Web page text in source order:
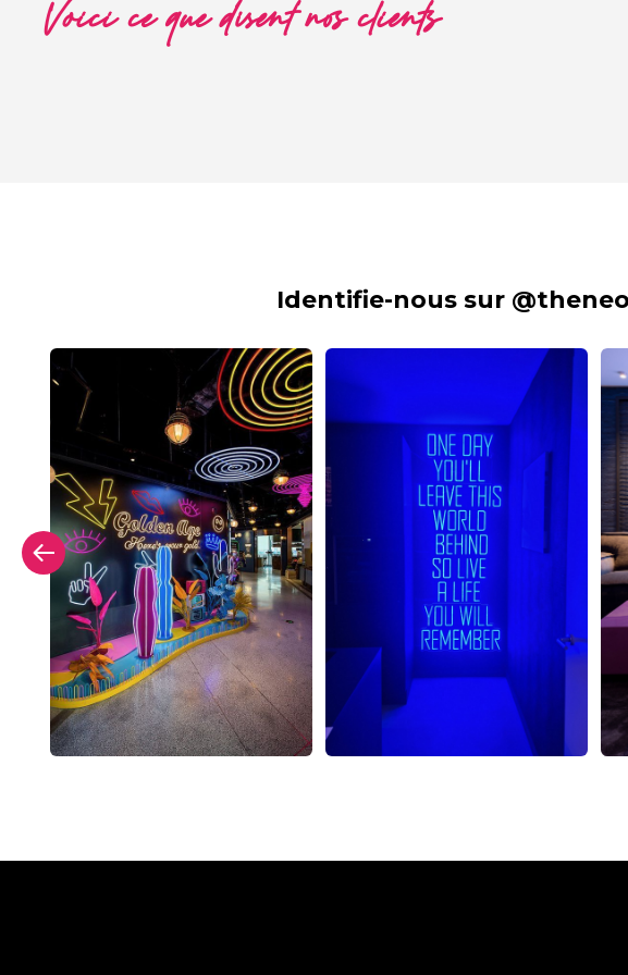
Voici ce que disent nos clients
Identifie-nous sur